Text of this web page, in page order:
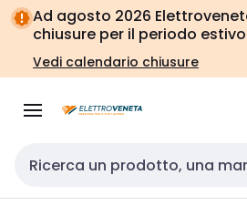
Vai alla
navigazione
Vai
alla
pagina
Ad agosto 2026
chiusure per il periodo
Vedi calendario chiusure
Cerca input